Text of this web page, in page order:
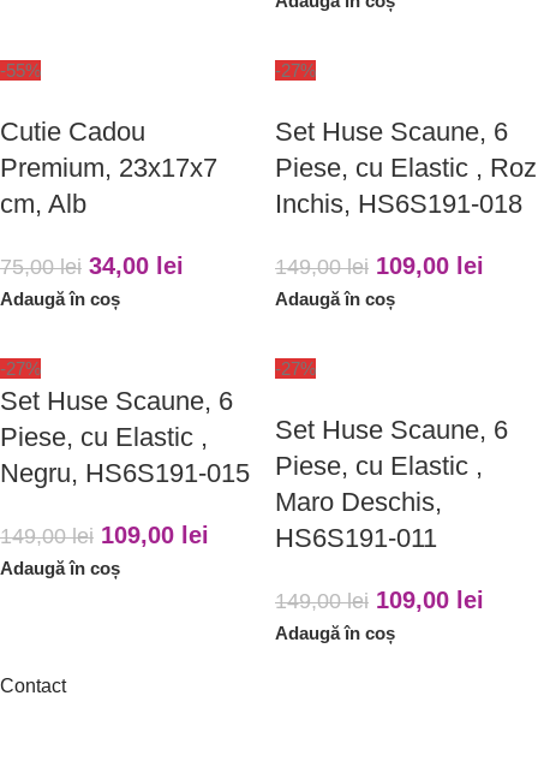
-55%
Cutie Cadou
Premium, 23x17x7
cm, Alb
75,00lei 34,00 lei
Adaugă în coș
-27%
Set Huse Scaune, 6
Piese, cu Elastic , Roz
Inchis, HS6S191-018
149,00lei 109,00 lei
Adaugă în coș
-27%
Set Huse Scaune, 6
Piese, cu Elastic ,
Negru, HS6S191-015
149,00lei 109,00 lei
Adaugă în coș
-27%
Set Huse Scaune, 6
Piese, cu Elastic ,
Maro Deschis,
HS6S191-011
149,00lei 109,00 lei
Adaugă în coș
Contact